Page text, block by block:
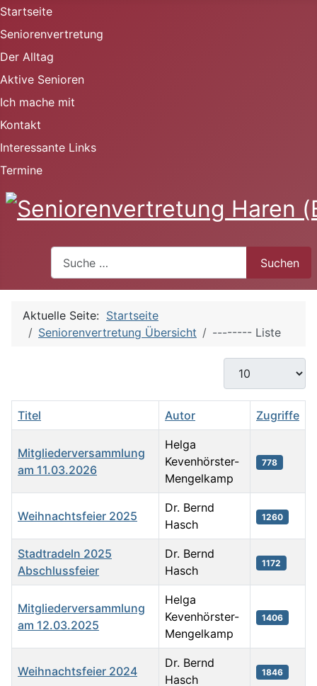
Startseite
Seniorenvertretung
Der Alltag
Aktive Senioren
Ich mache mit
Kontakt
Interessante Links
Termine
Suchen
Aktuelle Seite: Startseite
Seniorenvertretung Übersicht
-------- Liste
Anzeige #
Titel Autor Zugriffe
Mitgliederversammlung
am 11.03.2026
Helga
Kevenhörster-
Mengelkamp
778
Weihnachtsfeier 2025
Dr. Bernd
Hasch
1260
Stadtradeln 2025
Abschlussfeier
Dr. Bernd
Hasch
1172
Mitgliederversammlung
am 12.03.2025
Helga
Kevenhörster-
Mengelkamp
1406
Weihnachtsfeier 2024
Dr. Bernd
Hasch
1846